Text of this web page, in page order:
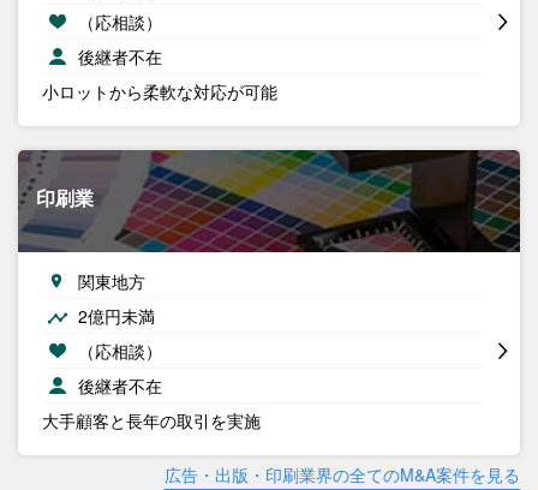
（応相談）
後継者不在
小ロットから柔軟な対応が可能
印刷業
関東地方
2億円未満
（応相談）
後継者不在
大手顧客と長年の取引を実施
広告・出版・印刷業界の全てのM&A案件を見る